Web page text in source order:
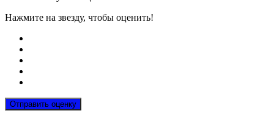
Нажмите на звезду, чтобы оценить!
Отправить оценку